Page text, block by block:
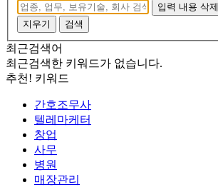
입력 내용 삭제
지우기
검색
최근검색어
최근검색한 키워드가 없습니다.
추천! 키워드
간호조무사
텔레마케터
창업
사무
병원
매장관리